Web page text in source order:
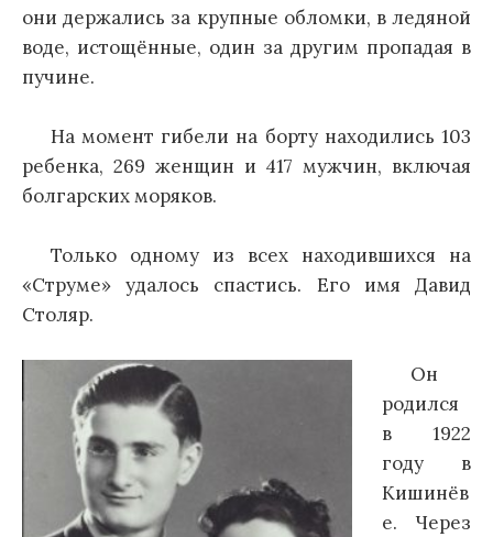
они держались за крупные обломки, в ледяной
воде, истощённые, один за другим пропадая в
пучине.
На момент гибели на борту находились 103
ребенка, 269 женщин и 417 мужчин, включая
болгарских моряков.
Только одному из всех находившихся на
«Струме» удалось спастись. Его имя Давид
Столяр.
Он
родился
в 1922
году в
Кишинёв
е. Через